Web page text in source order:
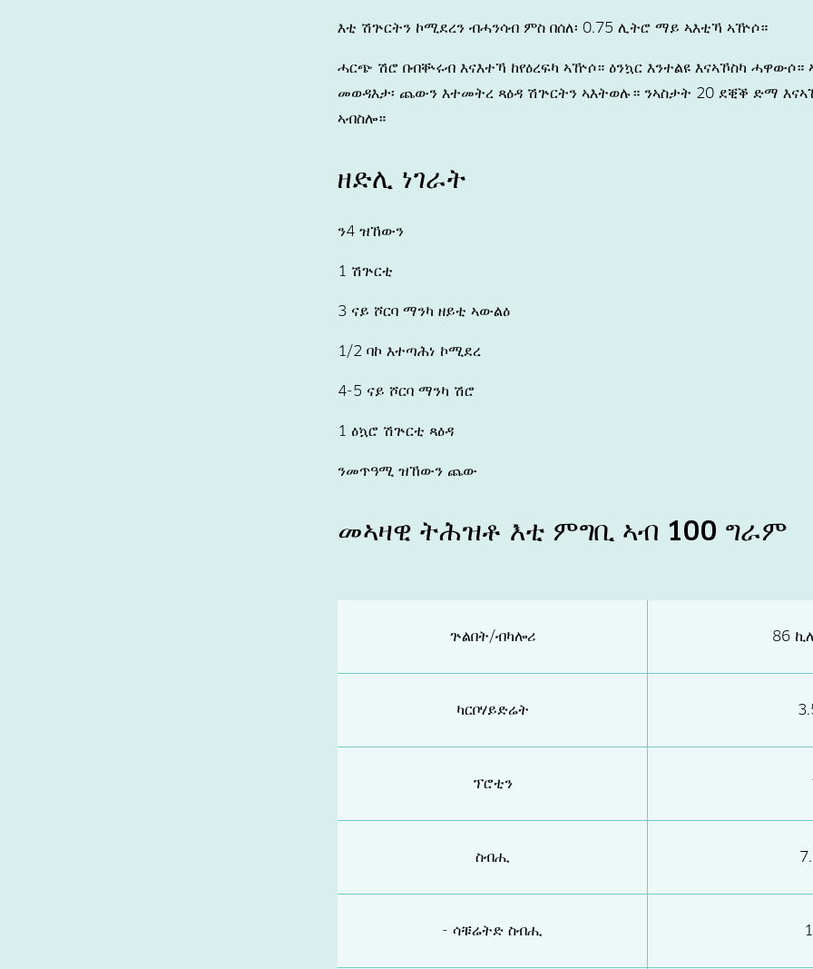
እቲ ሽጕርትን ኮሚደረን ብሓንሳብ ምስ በሰለ፡ 0.75 ሊትሮ ማይ ኣእቲኻ ኣዅሶ።
ሓርጭ ሽሮ በብቝሩብ እናእተኻ ከየዕረፍካ ኣዅሶ። ዕንኳር እንተልዩ እናኣኾስካ ሓዋውሶ።
መወዳእታ፡ ጨውን እተመትረ ጻዕዳ ሽጕርትን ኣእትወሉ። ንኣስታት 20 ደቒቕ ድማ
ኣብስሎ።
ዘድሊ ነገራት
ን4 ዝኸውን
1 ሽጕርቲ
3 ናይ ሾርባ ማንካ ዘይቲ ኣውልዕ
1/2 ባኮ እተጣሕነ ኮሚደረ
4-5 ናይ ሾርባ ማንካ ሽሮ
1 ዕኳሮ ሽጕርቲ ጻዕዳ
ንመጥዓሚ ዝኸውን ጨው
መኣዛዊ ትሕዝቶ እቲ ምግቢ ኣብ 100 ግራም
ጕልበት/ብካሎሪ 86
ካርቦሃይድሬት
ፕሮቲን
ስብሒ
- ሳቹሬትድ ስብሒ